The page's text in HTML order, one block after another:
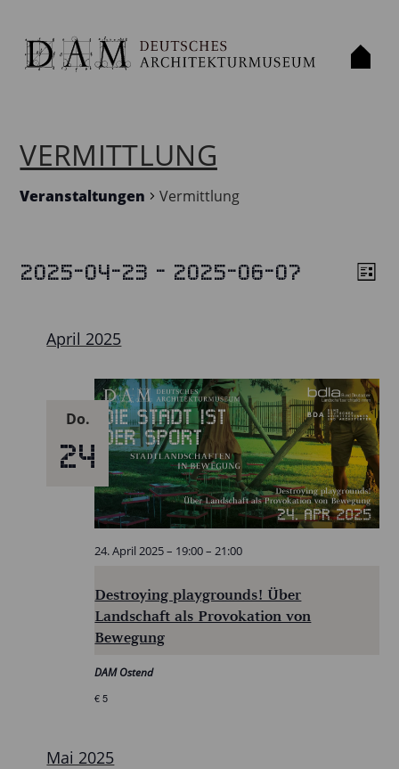
VERMITTLUNG
Veranstaltungen Vermittlung
VERANSTALTUNGEN Liste
2025-04-23 - 2025-06-07
wählen.April 2025
Do.
24
Destroying playgrounds! Über
Landschaft als Provokation von
Bewegung
24. April 2025 – 19:00– 21:00
DAM Ostend
€ 5
Mai 2025